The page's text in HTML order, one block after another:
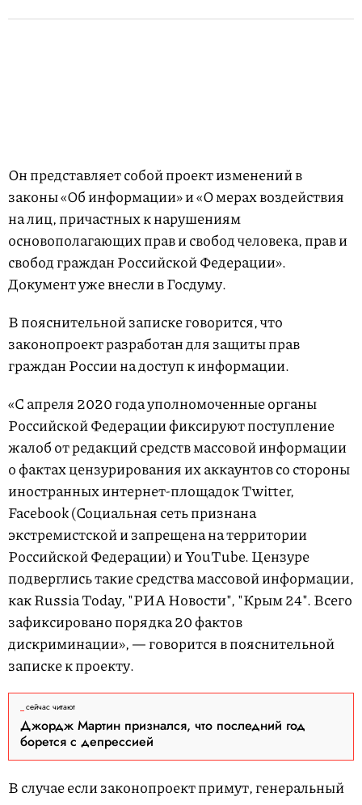
Он представляет собой проект изменений в
законы «Об информации» и «О мерах воздействия
на лиц, причастных к нарушениям
основополагающих прав и свобод человека, прав и
свобод граждан Российской Федерации».
Документ уже внесли в Госдуму.
В пояснительной записке говорится, что
законопроект разработан для защиты прав
граждан России на доступ к информации.
«C апреля 2020 года уполномоченные органы
Российской Федерации фиксируют поступление
жалоб от редакций средств массовой информации
о фактах цензурирования их аккаунтов со стороны
иностранных интернет-площадок Twitter,
Facebook (Социальная сеть признана
экстремистской и запрещена на территории
Российской Федерации) и YouTube. Цензуре
подверглись такие средства массовой информации,
как Russia Today, "РИА Новости", "Крым 24". Всего
зафиксировано порядка 20 фактов
дискриминации», — говорится в пояснительной
записке к проекту.
сейчас читают
Джордж Мартин признался, что последний год
борется с депрессией
В случае если законопроект примут, генеральный